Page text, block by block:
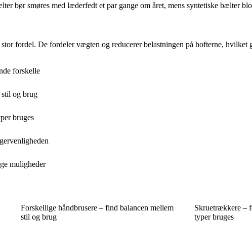
bør smøres med læderfedt et par gange om året, mens syntetiske bælter
fordel. De fordeler vægten og reducerer belastningen på hofterne, hvilket
forskelle
stil og brug
bruges
muligheder
Forskellige håndbrusere – find balancen mellem
stil og brug
Skruetrækkere –
typer bruges